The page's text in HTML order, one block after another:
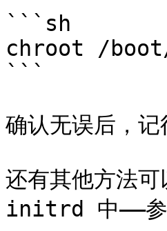
```sh
chroot /
```
确认无误后，
还有其他方法
initrd 中——参